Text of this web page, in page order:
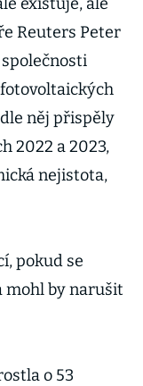
Reuters Peter
něj přispěly
2022 a 2023,
nejistota,
pokud se
mohl by narušit
o 53